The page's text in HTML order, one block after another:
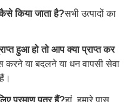
कैसे किया जाता है?सभी उत्पादों का
हुआ हो तो आप क्या प्राप्त कर
करने या बदलने या धन वापसी सेवा
प्रमाण पत्र हैं?हां, हमारे पास